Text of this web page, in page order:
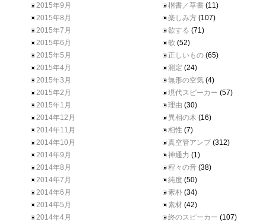
2015年9月
2015年8月
2015年7月
2015年6月
2015年5月
2015年4月
2015年3月
2015年2月
2015年1月
2014年12月
2014年11月
2014年10月
2014年9月
2014年8月
2014年7月
2014年6月
2014年5月
2014年4月
楷書／草書 (11)
楽しみ方 (107)
欲する (71)
歌 (52)
正しいもの (65)
測定 (24)
無形の空気 (4)
現代スピーカー (57)
理由 (30)
異相の木 (16)
相性 (7)
真空管アンプ (312)
神通力 (1)
程々の音 (38)
純度 (50)
素朴 (34)
素材 (42)
終のスピーカー (107)